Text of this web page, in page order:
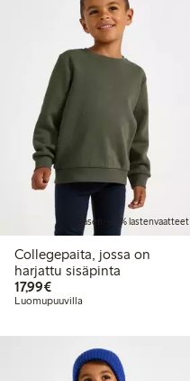
Jäsen: -25% lastenvaatteet
Collegepaita, jossa on
harjattu sisäpinta
17,99€17,99 €
Luomupuuvilla